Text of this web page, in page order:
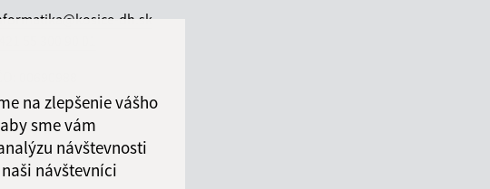
na zlepšenie vášho
sme vám
návštevnosti
návštevníci
dh.sk